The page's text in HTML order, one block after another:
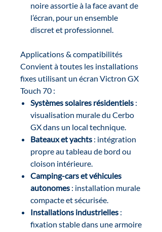
noire assortie à la face avant de
l’écran, pour un ensemble
discret et professionnel.
Applications & compatibilités
Convient à toutes les installations
fixes utilisant un écran Victron GX
Touch 70 :
Systèmes solaires résidentiels :
visualisation murale du Cerbo
GX dans un local technique.
Bateaux et yachts : intégration
propre au tableau de bord ou
cloison intérieure.
Camping-cars et véhicules
autonomes : installation murale
compacte et sécurisée.
Installations industrielles :
fixation stable dans une armoire